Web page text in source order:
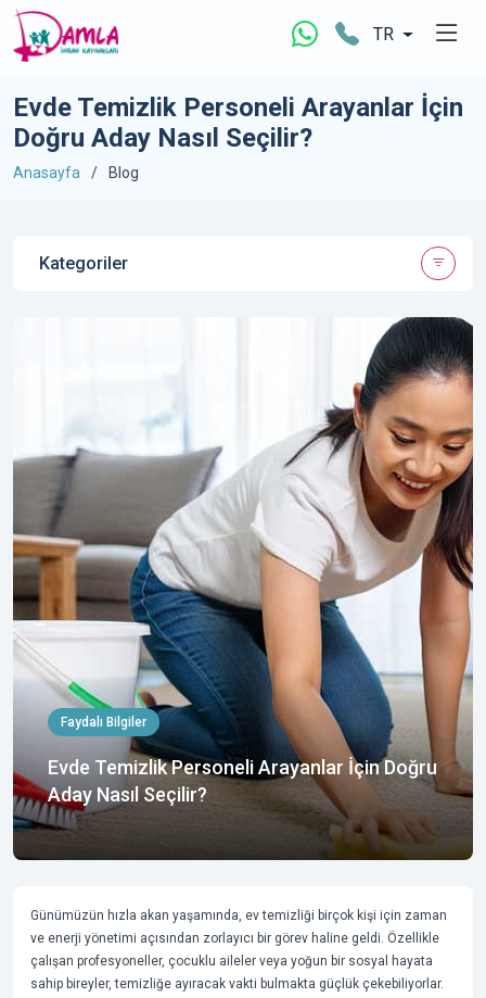
TR
Evde Temizlik Personeli Arayanlar İçin
Doğru Aday Nasıl Seçilir?
Anasayfa Blog
Faydalı Bilgiler
Evde Temizlik Personeli Arayanlar İçin Doğru
Aday Nasıl Seçilir?
Günümüzün hızla akan yaşamında, ev temizliği birçok kişi için zaman
ve enerji yönetimi açısından zorlayıcı bir görev haline geldi. Özellikle
çalışan profesyoneller, çocuklu aileler veya yoğun bir sosyal hayata
sahip bireyler, temizliğe ayıracak vakti bulmakta güçlük çekebiliyorlar.
Kategoriler